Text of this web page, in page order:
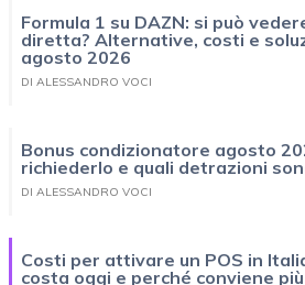
Formula 1 su DAZN: si può
diretta? Alternative, costi e
agosto 2026
DI ALESSANDRO VOCI
Bonus condizionatore agosto
richiederlo e quali detrazioni
DI ALESSANDRO VOCI
Costi per attivare un POS in
costa oggi e perché conviene